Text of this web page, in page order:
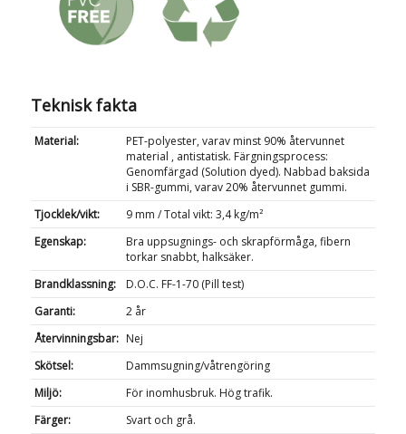
Teknisk fakta
Material:
PET-polyester, varav minst 90% återvunnet
material , antistatisk. Färgningsprocess:
Genomfärgad (Solution dyed). Nabbad baksida
i SBR-gummi, varav 20% återvunnet gummi.
Tjocklek/vikt:
9 mm / Total vikt: 3,4 kg/m²
Egenskap:
Bra uppsugnings- och skrapförmåga, fibern
torkar snabbt, halksäker.
Brandklassning:
D.O.C. FF-1-70 (Pill test)
Garanti:
2 år
Återvinningsbar: Nej
Skötsel:
Dammsugning/våtrengöring
Miljö:
För inomhusbruk. Hög trafik.
Färger:
Svart och grå.